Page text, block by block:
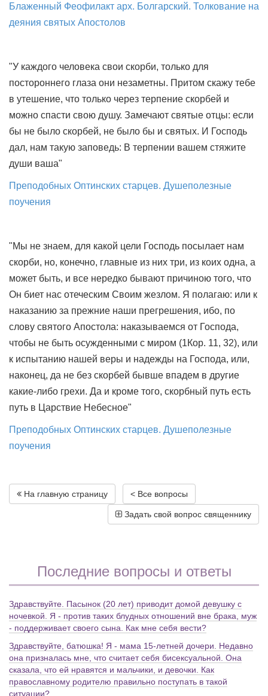
Блаженный Феофилакт арх. Болгарский. Толкование на
деяния святых Апостолов
"У каждого человека свои скорби, только для
постороннего глаза они незаметны. Притом скажу тебе
в утешение, что только через терпение скорбей и
можно спасти свою душу. Замечают святые отцы: если
бы не было скорбей, не было бы и святых. И Господь
дал, нам такую заповедь: В терпении вашем стяжите
души ваша"
Преподобных Оптинских старцев. Душеполезные
поучения
"Мы не знаем, для какой цели Господь посылает нам
скорби, но, конечно, главные из них три, из коих одна, а
может быть, и все нередко бывают причиною того, что
Он биет нас отеческим Своим жезлом. Я полагаю: или к
наказанию за прежние наши прегрешения, ибо, по
слову святого Апостола: наказываемся от Господа,
чтобы не быть осужденными с миром (1Кор. 11, 32), или
к испытанию нашей веры и надежды на Господа, или,
наконец, да не без скорбей бывше впадем в другие
какие-либо грехи. Да и кроме того, скорбный путь есть
путь в Царствие Небесное"
Преподобных Оптинских старцев. Душеполезные
поучения
На главную страницу < Все вопросы
Задать свой вопрос священнику
Последние вопросы и ответы
Здравствуйте. Пасынок (20 лет) приводит домой девушку с
ночевкой. Я - против таких блудных отношений вне брака, муж
- поддерживает своего сына. Как мне себя вести?
Здравствуйте, батюшка! Я - мама 15-летней дочери. Недавно
она призналась мне, что считает себя бисексуальной. Она
сказала, что ей нравятся и мальчики, и девочки. Как
православному родителю правильно поступать в такой
ситуации?